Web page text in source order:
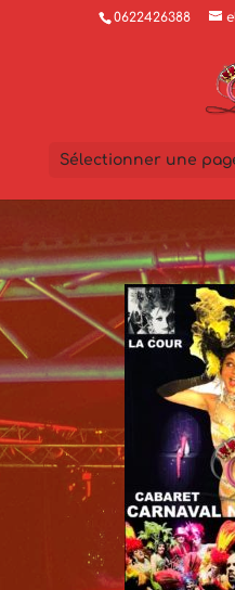
0622426388
Sélectionner une